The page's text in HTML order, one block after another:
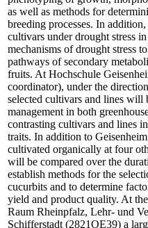
as well as methods for
breeding processes. In
cultivars under drought stress
mechanisms of drought stress
pathways of secondary
fruits. At Hochschule
coordinator), under the
selected cultivars and lines will
management in both
contrasting cultivars and lines
traits. In addition to
cultivated organically at four
will be compared over the
establish methods for the
cucurbits and to determine
yield and product quality. At
Raum Rheinpfalz, Lehr- und
Schifferstadt (2821OE39) a